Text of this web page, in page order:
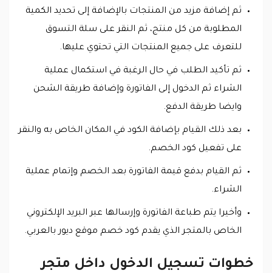
ثم إضافة مزيد من المنتجات بالإضافة إلى تحديد الكمية
المطلوبة من كل منتج، ثم النقر على سلة التسوق
للتعرف على جميع المنتجات التي تحتوي عليها.
ثم تأكيد الطلب في حال الرغبة في استكمال عملية
الشراء ثم الدخول إلى الفاتورة وإضافة طريقة الشحن
وايضا طريقة الدفع.
بعد ذلك القيام بإضافة الكود في المكان الخاص به والنقر
على تفعيل كود الخصم.
ثم القيام بدفع قيمة الفاتورة بعد الخصم وإتمام عملية
الشراء.
وأخيرا يتم طباعة الفاتورة وإرسالها عبر البريد الإلكتروني
الخاص بالمتجر الذي يقدم كود خصم موقع ديور بالعربي.
خطوات تسجيل الدخول داخل متجر